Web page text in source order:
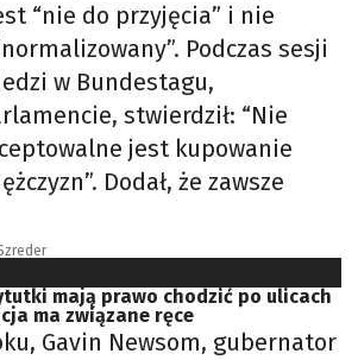
“nie do przyjęcia” i nie
Podczas sesji
w Bundestagu,
stwierdził: “Nie
jest kupowanie
Dodał, że zawsze
mają prawo chodzić po ulicach
ma związane ręce
Gavin Newsom, gubernator